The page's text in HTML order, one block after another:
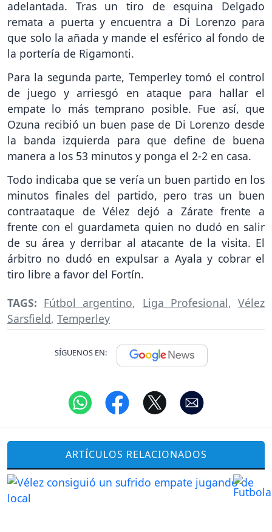
adelantada. Tras un tiro de esquina Delgado
remata a puerta y encuentra a Di Lorenzo para
que solo la añada y mande el esférico al fondo de
la portería de Rigamonti.
Para la segunda parte, Temperley tomó el control
de juego y arriesgó en ataque para hallar el
empate lo más temprano posible. Fue así, que
Ozuna recibió un buen pase de Di Lorenzo desde
la banda izquierda para que define de buena
manera a los 53 minutos y ponga el 2-2 en casa.
Todo indicaba que se vería un buen partido en los
minutos finales del partido, pero tras un buen
contraataque de Vélez dejó a Zárate frente a
frente con el guardameta quien no dudó en salir
de su área y derribar al atacante de la visita. El
árbitro no dudó en expulsar a Ayala y cobrar el
tiro libre a favor del Fortín.
TAGS: Fútbol argentino, Liga Profesional,Vélez
Sarsfield, Temperley
SÍGUENOS EN:
ARTÍCULOS RELACIONADOS